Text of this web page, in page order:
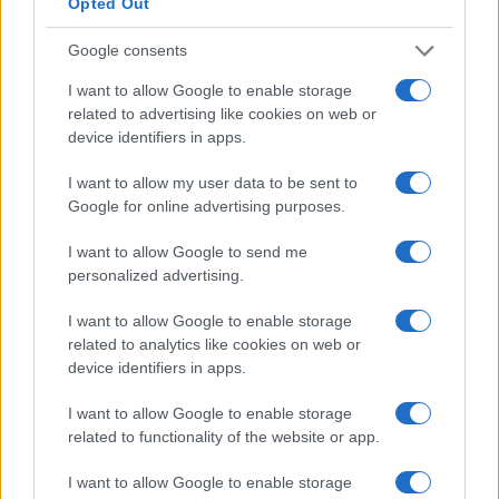
Google consents
I want to allow Google to enable storage
related to advertising like cookies on web or
device identifiers in apps.
I want to allow my user data to be sent to
Google for online advertising purposes.
I want to allow Google to send me
personalized advertising.
I want to allow Google to enable storage
related to analytics like cookies on web or
device identifiers in apps.
I want to allow Google to enable storage
related to functionality of the website or app.
I want to allow Google to enable storage
Maschio
Femmina -12% 31.100 MXN
L’aumento e la diminuzione percentuali sono relativi al
valore precedente
Percentuale media annua di incremento
salariale in Messico
Quanto sono gli incrementi salariali annuali in
Messico? Con che frequenza i dipendenti
Messico
È probabile che i dipendenti in Messico registrino